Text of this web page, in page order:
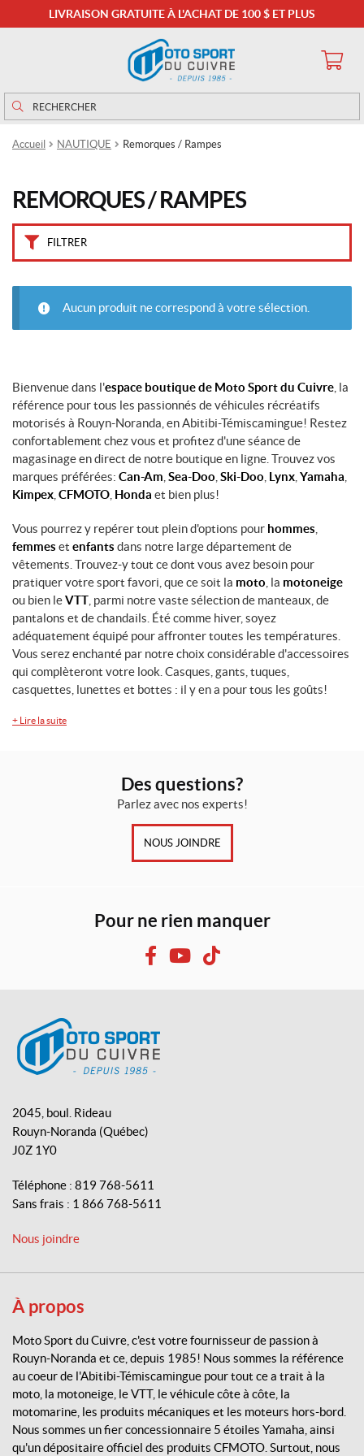
LIVRAISON GRATUITE À L'ACHAT DE 100 $ ET PLUS
Rechercher :
Rechercher
Accueil NAUTIQUE Remorques / Rampes
REMORQUES / RAMPES
FILTRER
Aucun produit ne correspond à votre sélection.
Bienvenue dans l'espace boutique de Moto Sport du Cuivre , la
référence pour tous les passionnés de véhicules récréatifs
motorisés à Rouyn-Noranda, en Abitibi-Témiscamingue! Restez
confortablement chez vous et profitez d'une séance de
magasinage en direct de notre boutique en ligne. Trouvez vos
marques préférées: Can-Am Sea-Doo Ski-Doo Lynx Yamaha
Kimpex CFMOTO Honda et bien plus!
Vous pourrez y repérer tout plein d'options pour hommes
femmes et enfants dans notre large département de
vêtements. Trouvez-y tout ce dont vous avez besoin pour
pratiquer votre sport favori, que ce soit la moto , la motoneige
ou bien leVTT , parmi notre vaste sélection de manteaux, de
pantalons et de chandails. Été comme hiver, soyez
adéquatement équipé pour affronter toutes les températures.
Vous serez enchanté par notre choix considérable d'accessoires
qui complèteront votre look. Casques, gants, tuques,
casquettes, lunettes et bottes : il y en a pour tous les goûts!
+ Lire la suite
Des questions?
Parlez avec nos experts!
NOUS JOINDRE
Pour ne rien manquer
F
b
o
Y
T
o
t
o
S
p
o
r
t
d
u
i
v
r
e
2045, boul. Rideau
Rouyn-Noranda (Québec)
J0Z 1Y0
Téléphone : 819 768-5611
Sans frais : 1 866 768-5611
Nous joindre
À propos
Moto Sport du Cuivre, c'est votre fournisseur de passion à
Rouyn-Noranda et ce, depuis 1985! Nous sommes la référence
au coeur de l'Abitibi-Témiscamingue pour tout ce a trait à la
moto, la motoneige, le VTT, le véhicule côte à côte, la
motomarine, les produits mécaniques et les moteurs hors-bord.
Nous sommes un fier concessionnaire 5 étoiles Yamaha, ainsi
qu'un dépositaire officiel des produits CFMOTO. Surtout, nous